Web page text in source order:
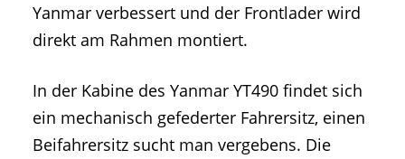
Yanmar verbessert und der Frontlader wird
direkt am Rahmen montiert.
In der Kabine des Yanmar YT490 findet sich
ein mechanisch gefederter Fahrersitz, einen
Beifahrersitz sucht man vergebens. Die